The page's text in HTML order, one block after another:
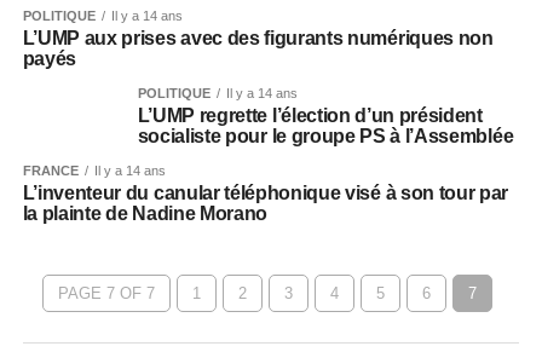
POLITIQUE Il y a 14 ans
L’UMP aux prises avec des figurants numériques non
payés
POLITIQUE Il y a 14 ans
L’UMP regrette l’élection d’un président
socialiste pour le groupe PS à l’Assemblée
FRANCE Il y a 14 ans
L’inventeur du canular téléphonique visé à son tour par
la plainte de Nadine Morano
PAGE 7 OF 7 1 2 3 4 5 6 7